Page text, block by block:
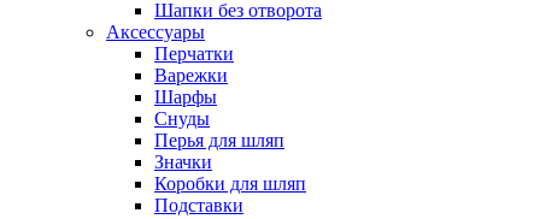
Шапки без отворота
Аксессуары
Перчатки
Варежки
Шарфы
Снуды
Перья для шляп
Значки
Коробки для шляп
Подставки